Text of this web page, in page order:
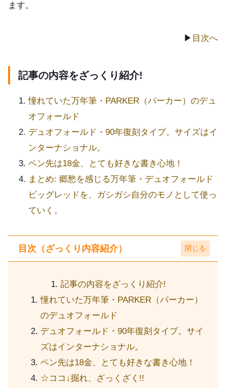
ます。
▶ 目次へ
記事の内容をざっくり紹介!
憧れていた万年筆・PARKER（パーカー）のデュ
オフォールド
デュオフォールド・90年復刻タイプ。サイズはイ
ンターナショナル。
ペン先は18金、とても好きな書き心地！
まとめ: 郷愁を感じる万年筆・デュオフォールド
ビッグレッドを、ガシガシ自分のモノとして使っ
ていく。
目次（ざっくり内容紹介）
記事の内容をざっくり紹介!
憧れていた万年筆・PARKER（パーカー）
のデュオフォールド
デュオフォールド・90年復刻タイプ。サイ
ズはインターナショナル。
ペン先は18金、とても好きな書き心地！
☆ココ↓掘れ、ざっくざく!!